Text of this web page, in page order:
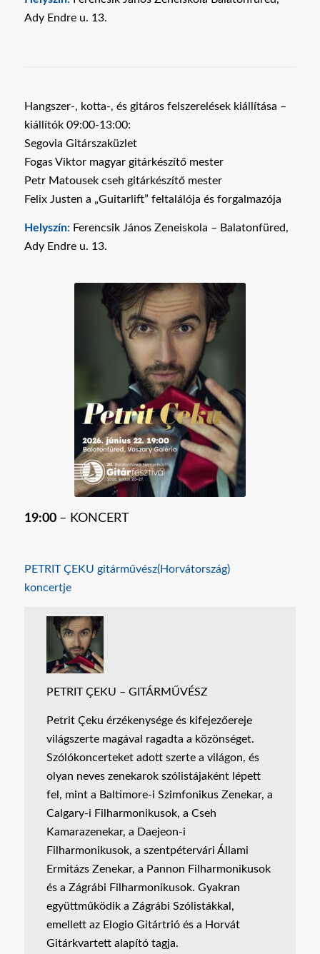
Ady Endre u. 13.
Hangszer-, kotta-, és gitáros felszerelések kiállítása –
kiállítók 09:00-13:00:
Segovia Gitárszaküzlet
Fogas Viktor magyar gitárkészítő mester
Petr Matousek cseh gitárkészítő mester
Felix Justen a „Guitarlift” feltalálója és forgalmazója
Helyszín:Ferencsik János Zeneiskola – Balatonfüred,
Ady Endre u. 13.
19:00 – KONCERT
PETRIT ÇEKU gitárművész(Horvátország)
koncertje
PETRIT ÇEKU – GITÁRMŰVÉSZ
Petrit Çeku érzékenysége és kifejezőereje
világszerte magával ragadta a közönséget.
Szólókoncerteket adott szerte a világon, és
olyan neves zenekarok szólistájaként lépett
fel, mint a Baltimore-i Szimfonikus Zenekar, a
Calgary-i Filharmonikusok, a Cseh
Kamarazenekar, a Daejeon-i
Filharmonikusok, a szentpétervári Állami
Ermitázs Zenekar, a Pannon Filharmonikusok
és a Zágrábi Filharmonikusok. Gyakran
együttműködik a Zágrábi Szólistákkal,
emellett az Elogio Gitártrió és a Horvát
Gitárkvartett alapító tagja.